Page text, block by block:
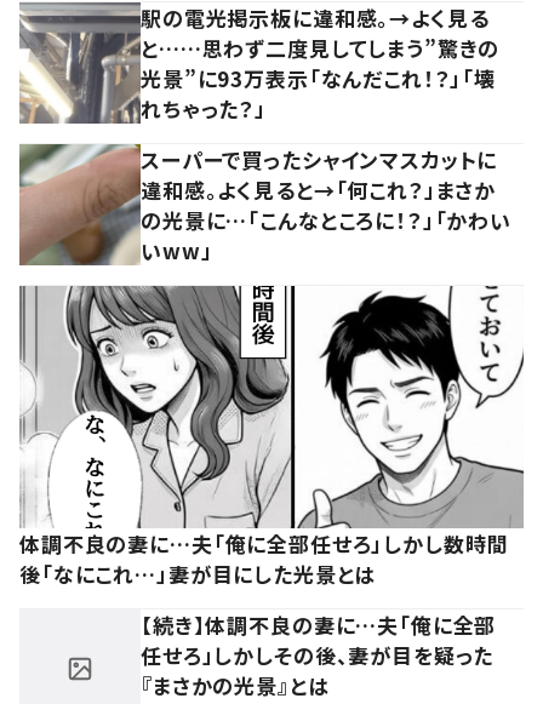
駅の電光掲示板に違和感。→よく見る
と……思わず二度見してしまう”驚きの
光景”に93万表示「なんだこれ！？」「壊
れちゃった？」
スーパーで買ったシャインマスカットに
違和感。よく見ると→「何これ？」まさか
の光景に…「こんなところに！？」「かわい
いww」
体調不良の妻に…夫「俺に全部任せろ」しかし数時間
後「なにこれ…」妻が目にした光景とは
【続き】体調不良の妻に…夫「俺に全部
任せろ」しかしその後、妻が目を疑った
『まさかの光景』とは